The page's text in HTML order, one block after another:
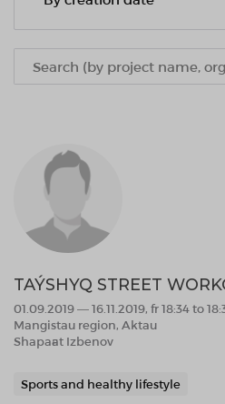
TAÝSHYQ STREET
01.09.2019 — 16.11.2019, fr 18:34 to
Mangistau region, Aktau
Shapaғat Izbenov
Sports and healthy lifestyle